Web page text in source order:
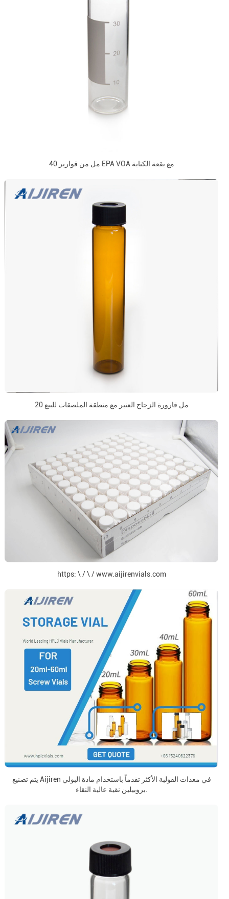
40 مل من قوارير EPA VOA مع بقعة الكتابة
20 مل قارورة الزجاج العنبر مع منطقة الملصقات للبيع
https: \ / \ / www.aijirenvials.com
يتم تصنيع Aijiren في معدات القولبة الأكثر تقدماً باستخدام مادة البولي